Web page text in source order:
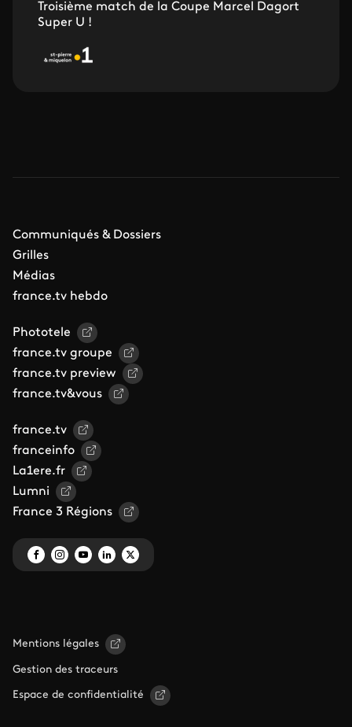
Troisième match de la Coupe Marcel Dagort
Super U !
Communiqués & Dossiers
Grilles
Médias
france.tv hebdo
Phototele
france.tv groupe
france.tv preview
france.tv&vous
france.tv
franceinfo
La1ere.fr
Lumni
France 3 Régions
Mentions légales
Gestion des traceurs
Espace de confidentialité